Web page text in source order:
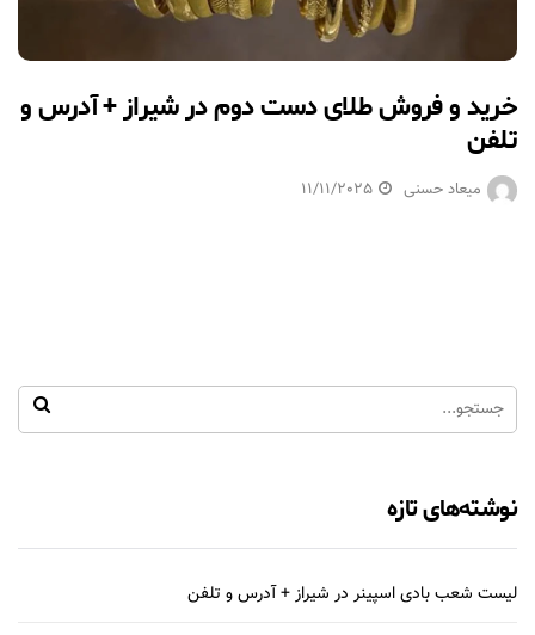
خرید و فروش طلای دست دوم در شیراز + آدرس و
تلفن
میعاد حسنی 11/11/2025
نوشته‌های تازه
لیست شعب بادی اسپینر در شیراز + آدرس و تلفن